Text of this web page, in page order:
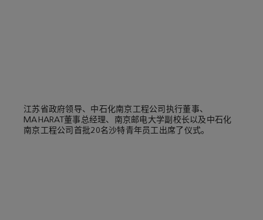
江苏省政府领导、中石化南京工程公司执行董事、
MAHARAT董事总经理、南京邮电大学副校长以及中石化
南京工程公司首批20名沙特青年员工出席了仪式。